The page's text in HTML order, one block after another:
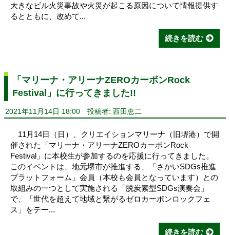
大きなビル火災事故や火災が起こる原因について情報提供す
るとともに、改めて...
続きを読む
「マリーナ・アリーナZEROカーボンRock
Festival」に行ってきました!!
2021年11月14日 18:00 投稿者: 西田恵二
11月14日（日）、クリエイションマリーナ（旧堺港）で開
催された「マリーナ・アリーナZEROカーボンRock
Festival」に本校生が参加するのを応援に行ってきました。
このイベントは、地元堺市が推進する、「さかいSDGs推進
プラットフォーム」会員（本校も会員となっています）との
取組みの一つとして実施される「脱炭素型SDGs演奏会」
で、「世代を超えて地域と繋がるゼロカーボンロックフェ
ス」をテー...
続きを読む